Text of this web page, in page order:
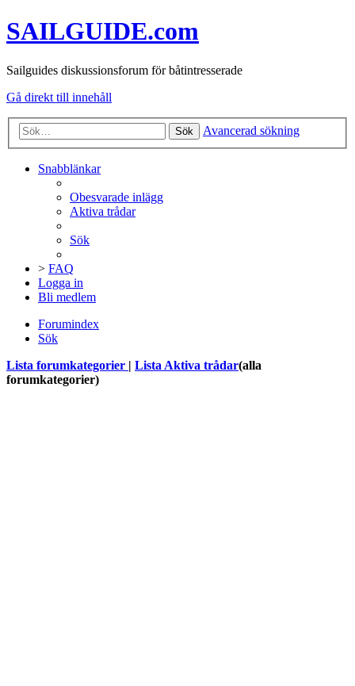
SAILGUIDE.com
Sailguides diskussionsforum för båtintresserade
Gå direkt till innehåll
Sök Avancerad sökning
Snabblänkar
Obesvarade inlägg
Aktiva trådar
Sök
> FAQ
Logga in
Bli medlem
Forumindex
Sök
Lista forumkategorier
Lista Aktiva trådar(alla
forumkategorier)